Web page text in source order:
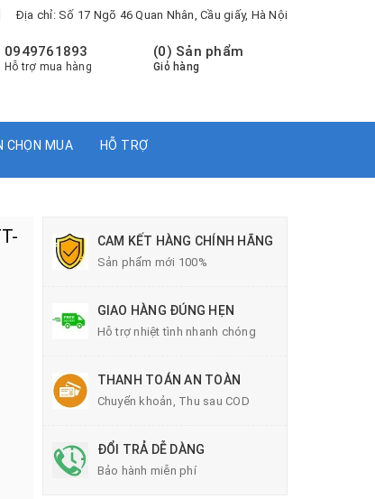
Địa chỉ: Số 17 Ngõ 46 Quan Nhân, Cầu giấy, Hà Nội
(0) Sản phẩm
Giỏ hàng
0949761893
Hỗ trợ mua hàng
CHỌN MUA HỖ TRỢ
CAM KẾT HÀNG CHÍNH HÃNG
Sản phẩm mới 100%
GIAO HÀNG ĐÚNG HẸN
Hỗ trợ nhiệt tình nhanh chóng
THANH TOÁN AN TOÀN
Chuyển khoản, Thu sau COD
ĐỔI TRẢ DỄ DÀNG
Bảo hành miễn phí